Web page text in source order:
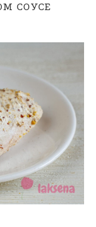
СОУСЕ